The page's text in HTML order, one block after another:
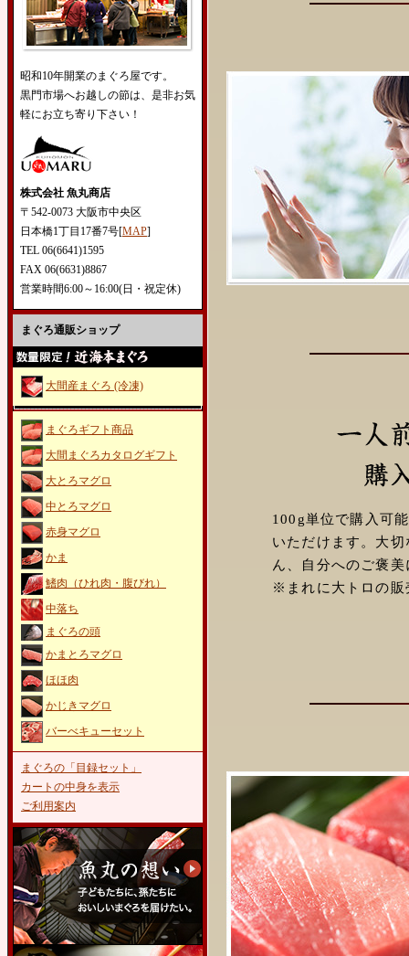
昭和10年開業のまぐろ屋です。
黒門市場へお越しの節は、是非お気
軽にお立ち寄り下さい！
株式会社 魚丸商店
〒542-0073 大阪市中央区
日本橋1丁目17番7号[MAP]
TEL 06(6641)1595
FAX 06(6631)8867
営業時間6:00～16:00(日・祝定休)
まぐろ通販ショップ
大間産まぐろ (冷凍)
まぐろギフト商品
大間まぐろカタログギフト
大とろマグロ
中とろマグロ
赤身マグロ
かま
鰭肉（ひれ肉・腹びれ）
中落ち
まぐろの頭
かまとろマグロ
ほほ肉
かじきマグロ
バーべキューセット
まぐろの「目録セット」
カートの中身を表示
ご利用案内
100g単位で購入可
いただけます。大
ん、自分へのご褒
※まれに大トロの販